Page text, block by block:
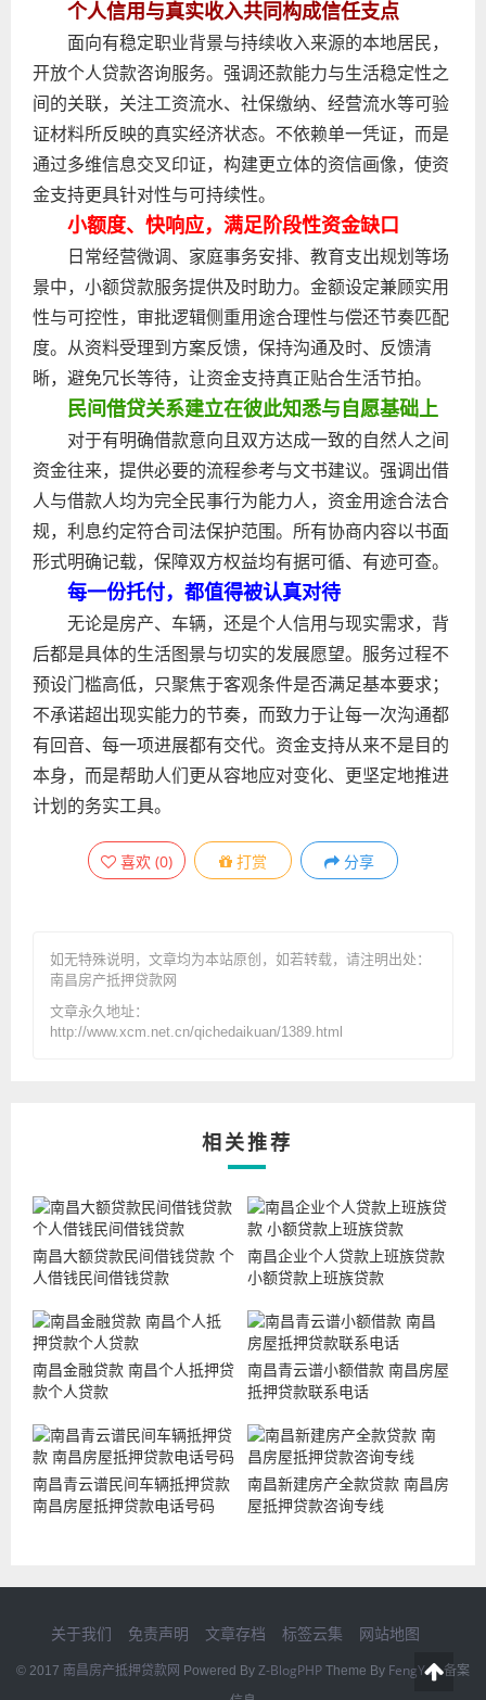
个人信用与真实收入共同构成信任支点
面向有稳定职业背景与持续收入来源的本地居民，
开放个人贷款咨询服务。强调还款能力与生活稳定性之
间的关联，关注工资流水、社保缴纳、经营流水等可验
证材料所反映的真实经济状态。不依赖单一凭证，而是
通过多维信息交叉印证，构建更立体的资信画像，使资
金支持更具针对性与可持续性。
小额度、快响应，满足阶段性资金缺口
日常经营微调、家庭事务安排、教育支出规划等场
景中，小额贷款服务提供及时助力。金额设定兼顾实用
性与可控性，审批逻辑侧重用途合理性与偿还节奏匹配
度。从资料受理到方案反馈，保持沟通及时、反馈清
晰，避免冗长等待，让资金支持真正贴合生活节拍。
民间借贷关系建立在彼此知悉与自愿基础上
对于有明确借款意向且双方达成一致的自然人之间
资金往来，提供必要的流程参考与文书建议。强调出借
人与借款人均为完全民事行为能力人，资金用途合法合
规，利息约定符合司法保护范围。所有协商内容以书面
形式明确记载，保障双方权益均有据可循、有迹可查。
每一份托付，都值得被认真对待
无论是房产、车辆，还是个人信用与现实需求，背
后都是具体的生活图景与切实的发展愿望。服务过程不
预设门槛高低，只聚焦于客观条件是否满足基本要求；
不承诺超出现实能力的节奏，而致力于让每一次沟通都
有回音、每一项进展都有交代。资金支持从来不是目的
本身，而是帮助人们更从容地应对变化、更坚定地推进
计划的务实工具。
喜欢 (0) 打赏 分享
如无特殊说明，文章均为本站原创 ，如若转载，请注明出处：
南昌房产抵押贷款网
文章永久地址：
http://www.xcm.net.cn/qichedaikuan/1389.html
相关推荐
南昌大额贷款民间借钱贷款 个
人借钱民间借钱贷款
南昌企业个人贷款上班族贷款
小额贷款上班族贷款
南昌金融贷款 南昌个人抵押贷
款个人贷款
南昌青云谱小额借款 南昌房屋
抵押贷款联系电话
南昌青云谱民间车辆抵押贷款
南昌房屋抵押贷款电话号码
南昌新建房产全款贷款 南昌房
屋抵押贷款咨询专线
关于我们 免责声明 文章存档 标签云集 网站地图
© 2017 南昌房产抵押贷款网 Powered By Z-BlogPHP Theme By FengYan备案